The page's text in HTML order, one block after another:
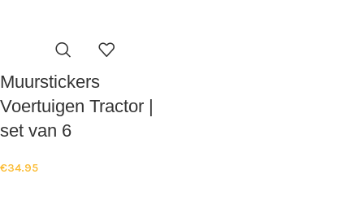
Muurstickers
Voertuigen Tractor |
set van 6
€34.95